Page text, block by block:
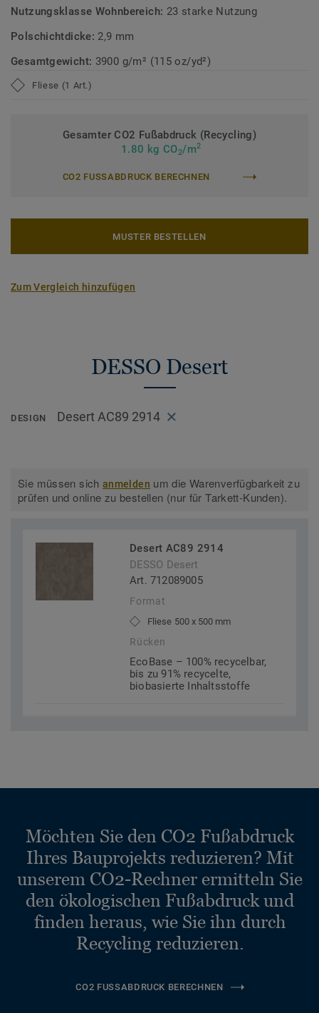
Nutzungsklasse Wohnbereich: 23 starke Nutzung
Polschichtdicke: 2,9 mm
Gesamtgewicht: 3900 g/m² (115 oz/yd²)
Fliese (1 Art.)
Gesamter CO2 Fußabdruck (Recycling)
1.80 kg CO2/m2
CO2 FUSSABDRUCK BERECHNEN
MUSTER BESTELLEN
Zum Vergleich hinzufügen
DESSO Desert
DESIGN Desert AC89 2914
Sie müssen sichanmelden um die Warenverfügbarkeit zu
prüfen und online zu bestellen (nur für Tarkett-Kunden).
Desert AC89 2914
DESSO Desert
Art. 712089005
Format
Fliese 500 x 500 mm
Rücken
EcoBase – 100% recycelbar,
bis zu 91% recycelte,
biobasierte Inhaltsstoffe
Möchten Sie den CO2 Fußabdruck
Ihres Bauprojekts reduzieren? Mit
unserem CO2-Rechner ermitteln Sie
den ökologischen Fußabdruck und
finden heraus, wie Sie ihn durch
Recycling reduzieren.
CO2 FUSSABDRUCK BERECHNEN